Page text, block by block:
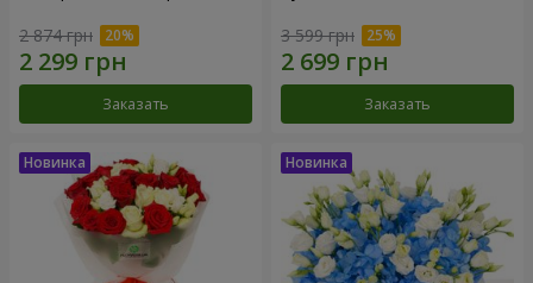
2 874 грн
Заказать
3 599 грн
Заказать